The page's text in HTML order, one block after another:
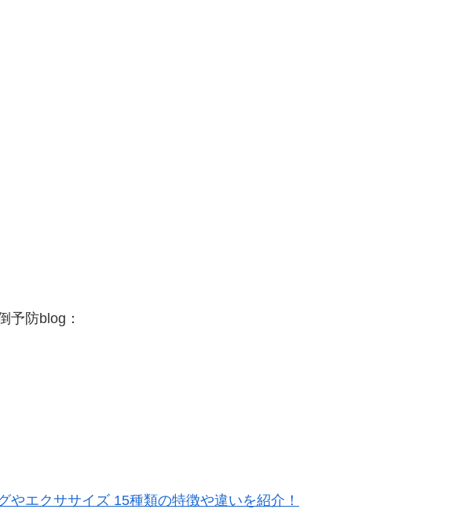
予防blog：
やエクササイズ 15種類の特徴や違いを紹介！